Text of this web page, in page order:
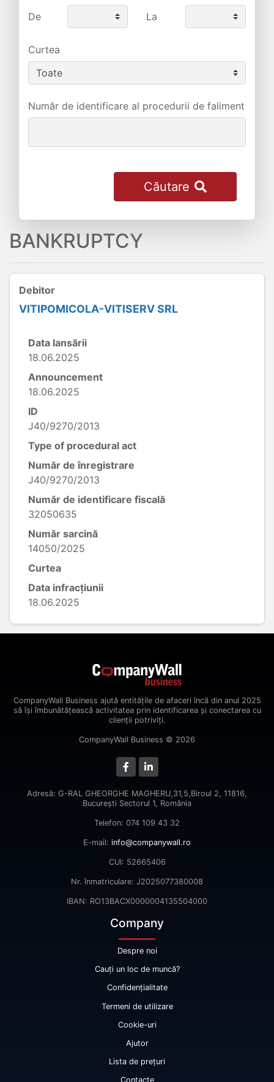
De
La
Curtea
Număr de identificare al procedurii de faliment
Căutare
BANKRUPTCY
Debitor
VITIPOMICOLA-VITISERV SRL
Data lansării
18.06.2025
Announcement
18.06.2025
ID
J40/9270/2013
Type of procedural act
Număr de înregistrare
J40/9270/2013
Număr de identificare fiscală
32050635
Număr sarcină
14050/2025
Curtea
Data infracțiunii
18.06.2025
CompanyWall Business ajută entitățile de afaceri încă din anul 2025
să își îmbunătățească activitatea prin identificarea și conectarea cu
clienții potriviți.
CompanyWall Business © 2026
Adresă: G-RAL GHEORGHE MAGHERU,31,5,Biroul 2, 11816,
Bucureşti Sectorul 1, România
Telefon: 074 109 43 32
E-mail: info@companywall.ro
CUI: 52665406
Nr. înmatriculare: J2025077380008
IBAN: RO13BACX0000004135504000
Company
Despre noi
Cauți un loc de muncă?
Confidențialitate
Termeni de utilizare
Cookie-uri
Ajutor
Lista de prețuri
Contacte